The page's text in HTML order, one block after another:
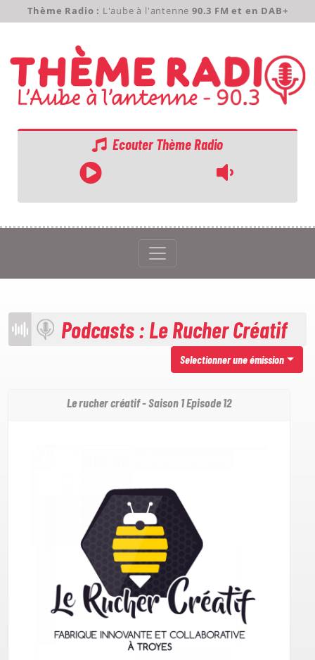
Thème Radio : L'aube à l'antenne 90.3 FM et en DAB+
Ecouter Thème Radio
Podcasts : Le Rucher Créatif
Selectionner une émission
Le rucher créatif - Saison 1 Episode 12